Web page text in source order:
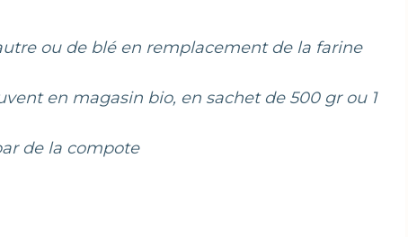
ou de blé en remplacement de la farine
en magasin bio, en sachet de 500 gr ou 1
de la compote